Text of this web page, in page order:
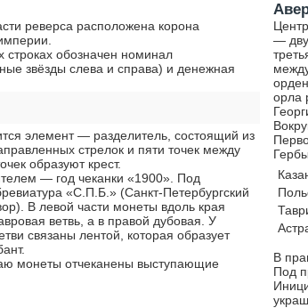
реверса расположена корона
строках обозначен номинал
звёзды слева и справа) и денежная
элемент — разделитель, состоящий из
стрелок и пяти точек между
образуют крест.
— год чеканки «1900». Под
«С.П.Б.» (Санкт-Петербургский
В левой части монеты вдоль края
ветвь, а в правой дубовая. У
связаны лентой, которая образует
монеты отчеканены выступающие
—
орла
В
Под